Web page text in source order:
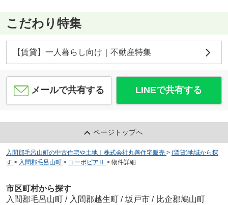
こだわり特集
【賃貸】一人暮らし向け｜不動産特集
メールで共有する LINEで共有する
ページトップへ
入間郡毛呂山町の中古住宅や土地｜株式会社丸善住宅販売 > (賃貸)地域から探
す > 入間郡毛呂山町 > コーポピアⅡ > 物件詳細
市区町村から探す
入間郡毛呂山町 / 入間郡越生町 / 坂戸市 / 比企郡鳩山町